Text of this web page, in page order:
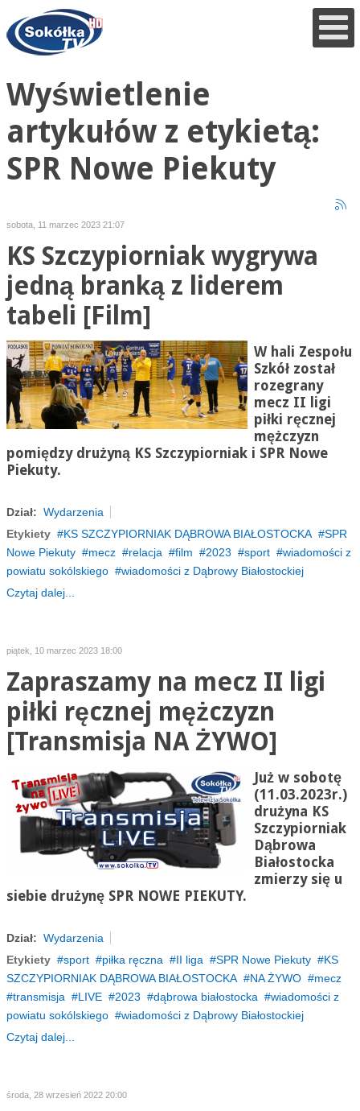
Wyświetlenie
artykułów z etykietą:
SPR Nowe Piekuty
sobota, 11 marzec 2023 21:07
KS Szczypiorniak wygrywa
jedną branką z liderem
tabeli [Film]
W hali Zespołu
Szkół został
rozegrany
mecz II ligi
piłki ręcznej
mężczyzn
pomiędzy drużyną KS Szczypiorniak i SPRNowe
Piekuty.
Dział: Wydarzenia
Etykiety
KS SZCZYPIORNIAK DĄBROWA BIAŁOSTOCKA
SPR
Nowe Piekuty
mecz relacja film 2023 sport
wiadomości z
powiatu sokólskiego
wiadomości z Dąbrowy Białostockiej
Czytaj dalej...
piątek, 10 marzec 2023 18:00
Zapraszamy na mecz II ligi
piłki ręcznej mężczyzn
[Transmisja NA ŻYWO]
Już w sobotę
(11.03.2023r.)
drużyna KS
Szczypiorniak
Dąbrowa
Białostocka
zmierzy się u
siebie drużynę SPR NOWE PIEKUTY.
Dział: Wydarzenia
Etykiety
sport piłka ręczna II liga SPR Nowe Piekuty
KS
SZCZYPIORNIAK DĄBROWA BIAŁOSTOCKA
NA ŻYWO
mecz
transmisja
LIVE 2023 dąbrowa białostocka
wiadomości z
powiatu sokólskiego
wiadomości z Dąbrowy Białostockiej
Czytaj dalej...
środa, 28 wrzesień 2022 20:00